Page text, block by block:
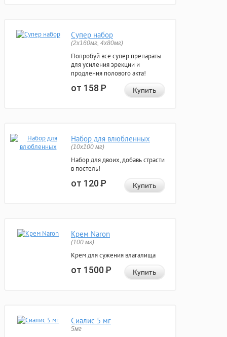
Супер набор
(2х160мг, 4х80мг)
Попробуй все супер препараты
для усиления эрекции и
продления полового акта!
от 158Р Купить
Набор для влюбленных
(10х100 мг)
Набор для двоих, добавь страсти
в постель!
от 120Р Купить
Крем Naron
(100 мг)
Крем для сужения влагалища
от 1500Р Купить
Сиалис 5 мг
5мг